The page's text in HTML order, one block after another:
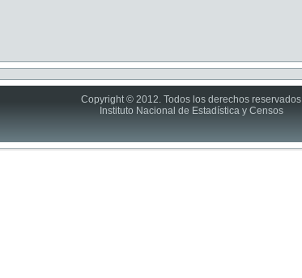
Copyright © 2012. Todos los derechos reservados
Instituto Nacional de Estadística y Censos